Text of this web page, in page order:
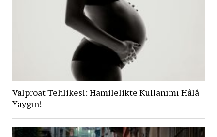
Valproat Tehlikesi: Hamilelikte Kullanımı Hâlâ
Yaygın!